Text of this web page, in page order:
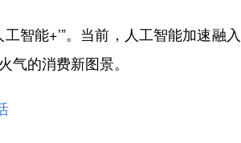
智能+’”。当前，人工智能加速融
气的消费新图景。